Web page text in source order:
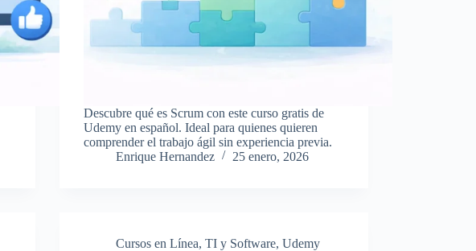
Descubre qué es Scrum con este curso gratis de
Udemy en español. Ideal para quienes quieren
comprender el trabajo ágil sin experiencia previa.
Enrique Hernandez
25 enero, 2026
Cursos en Línea,TI y Software,Udemy